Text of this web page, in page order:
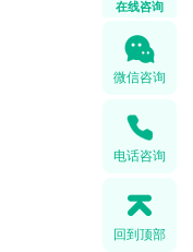
微信咨询
电话咨询
回到顶部